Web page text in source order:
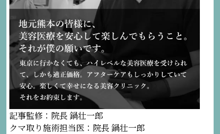
記事監修：院長 鍋壮一郎
クマ取り施術担当医：院長 鍋壮一郎